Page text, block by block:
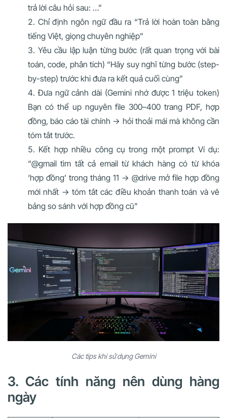
trả lời câu hỏi sau: …”
Chỉ định ngôn ngữ đầu ra “Trả lời hoàn toàn bằng
tiếng Việt, giọng chuyên nghiệp”
Yêu cầu lập luận từng bước (rất quan trọng với bài
toán, code, phân tích) “Hãy suy nghĩ từng bước (step-
by-step) trước khi đưa ra kết quả cuối cùng”
Đưa ngữ cảnh dài (Gemini nhớ được 1 triệu token)
Bạn có thể up nguyên file 300–400 trang PDF, hợp
đồng, báo cáo tài chính → hỏi thoải mái mà không cần
tóm tắt trước.
Kết hợp nhiều công cụ trong một prompt Ví dụ:
“@gmail tìm tất cả email từ khách hàng có từ khóa
‘hợp đồng’ trong tháng 11 → @drive mở file hợp đồng
mới nhất → tóm tắt các điều khoản thanh toán và vẽ
bảng so sánh với hợp đồng cũ”
Các tips khi sử dụng Gemini
3. Các tính năng nên dùng hàng
ngày